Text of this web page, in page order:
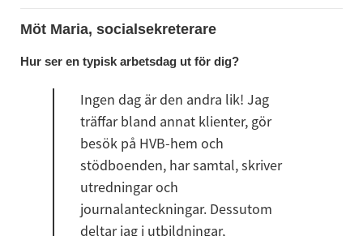
Möt Maria, socialsekreterare
Hur ser en typisk arbetsdag ut för dig?
Ingen dag är den andra lik! Jag
träffar bland annat klienter, gör
besök på HVB-hem och
stödboenden, har samtal, skriver
utredningar och
journalanteckningar. Dessutom
deltar jag i utbildningar,